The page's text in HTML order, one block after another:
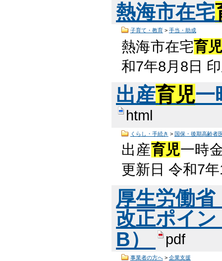
熱海市在宅
子育て・教育> 手当・助成
熱海市在宅育児
和7年8月8日
出産育児一
html
くらし・手続き > 国保・後期高齢者
出産育児一時
更新日 令和7
厚生労働省
改正ポイ
B）
pdf
事業者の方へ> 企業支援